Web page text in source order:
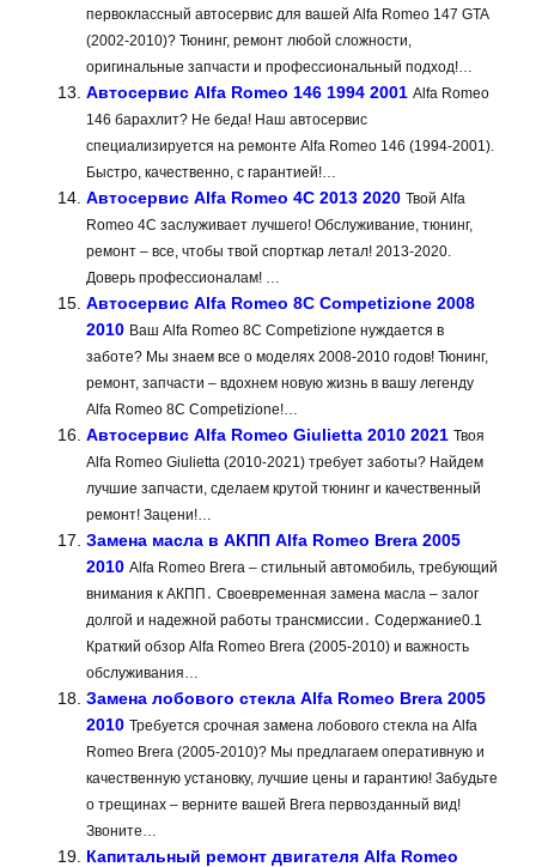
первоклассный автосервис для вашей Alfa Romeo 147 GTA
(2002-2010)? Тюнинг, ремонт любой сложности,
оригинальные запчасти и профессиональный подход!…
Автосервис Alfa Romeo 146 1994 2001 Alfa Romeo
146 барахлит? Не беда! Наш автосервис
специализируется на ремонте Alfa Romeo 146 (1994-2001).
Быстро, качественно, с гарантией!…
Автосервис Alfa Romeo 4C 2013 2020 Твой Alfa
Romeo 4C заслуживает лучшего! Обслуживание, тюнинг,
ремонт – все, чтобы твой спорткар летал! 2013-2020.
Доверь профессионалам! …
Автосервис Alfa Romeo 8C Competizione 2008
2010 Ваш Alfa Romeo 8C Competizione нуждается в
заботе? Мы знаем все о моделях 2008-2010 годов! Тюнинг,
ремонт, запчасти – вдохнем новую жизнь в вашу легенду
Alfa Romeo 8C Competizione!…
Автосервис Alfa Romeo Giulietta 2010 2021 Твоя
Alfa Romeo Giulietta (2010-2021) требует заботы? Найдем
лучшие запчасти, сделаем крутой тюнинг и качественный
ремонт! Зацени!…
Замена масла в АКПП Alfa Romeo Brera 2005
2010 Alfa Romeo Brera ‒ стильный автомобиль‚ требующий
внимания к АКПП․ Своевременная замена масла ‒ залог
долгой и надежной работы трансмиссии․ Содержание0.1
Краткий обзор Alfa Romeo Brera (2005-2010) и важность
обслуживания…
Замена лобового стекла Alfa Romeo Brera 2005
2010 Требуется срочная замена лобового стекла на Alfa
Romeo Brera (2005-2010)? Мы предлагаем оперативную и
качественную установку, лучшие цены и гарантию! Забудьте
о трещинах – верните вашей Brera первозданный вид!
Звоните…
Капитальный ремонт двигателя Alfa Romeo